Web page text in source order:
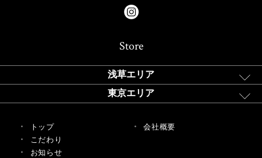
Store
浅草エリア
東京エリア
トップ
こだわり
お知らせ
会社概要